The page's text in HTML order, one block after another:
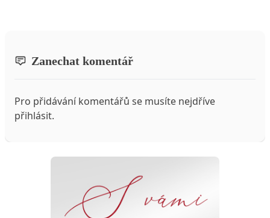
Zanechat komentář
Pro přidávání komentářů se musíte nejdříve
přihlásit.